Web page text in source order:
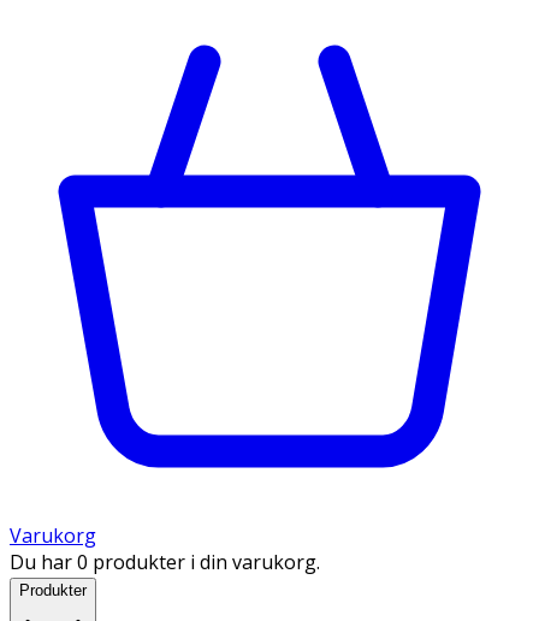
Varukorg
Du har 0 produkter i din varukorg.
Produkter